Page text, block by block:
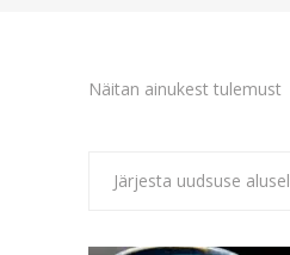
Näitan ainukest tulemust
Järjesta uudsuse alusel